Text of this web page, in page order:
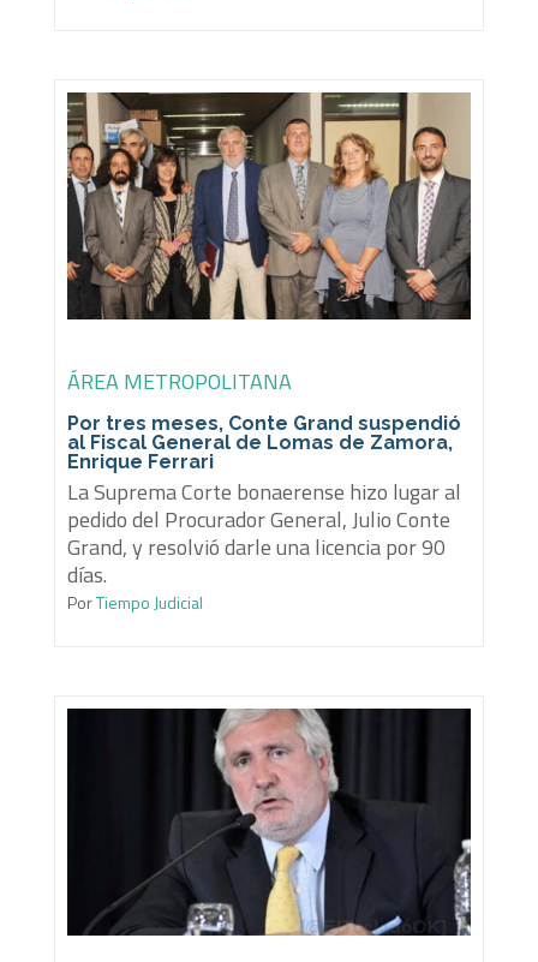
ÁREA METROPOLITANA
Por tres meses, Conte Grand suspendió
al Fiscal General de Lomas de Zamora,
Enrique Ferrari
La Suprema Corte bonaerense hizo lugar al
pedido del Procurador General, Julio Conte
Grand, y resolvió darle una licencia por 90
días.
PorTiempo Judicial